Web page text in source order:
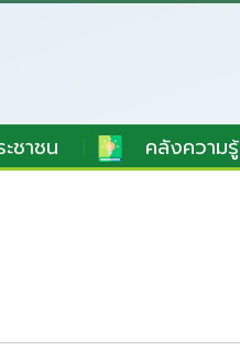
ชาชน คลังความรู้